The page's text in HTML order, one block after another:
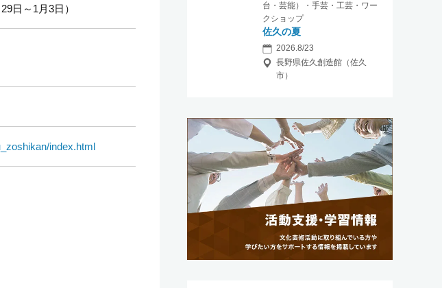
日～1月3日）
index.html
台・芸能）・手芸・工芸・ワー
クショップ
佐久の夏
2026.8/23
長野県佐久創造館（佐久
市）